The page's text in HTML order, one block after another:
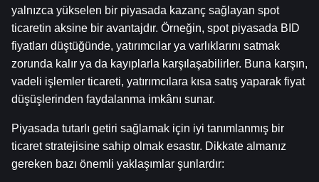
yalnızca yükselen bir piyasada kazanç sağlayan spot
ticaretin aksine bir avantajdır. Örneğin, spot piyasada BID
fiyatları düştüğünde, yatırımcılar ya varlıklarını satmak
zorunda kalır ya da kayıplarla karşılaşabilirler. Buna karşın,
vadeli işlemler ticareti, yatırımcılara kısa satış yaparak fiyat
düşüşlerinden faydalanma imkânı sunar.
Piyasada tutarlı getiri sağlamak için iyi tanımlanmış bir
ticaret stratejisine sahip olmak esastır. Dikkate almanız
gereken bazı önemli yaklaşımlar şunlardır: